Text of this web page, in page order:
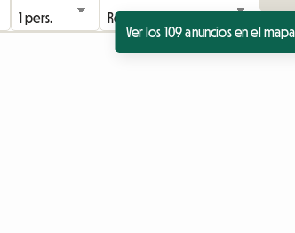
Ver los 109 anuncios en el mapa